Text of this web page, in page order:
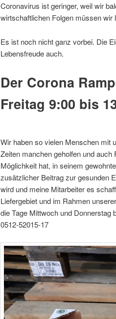
Coronavirus ist geringer, weil wir
wirtschaftlichen Folgen müssen wir
Es ist noch nicht ganz vorbei. Die
Lebensfreude auch.
Der Corona
Freitag 9:00 bis
Wir haben so vielen Menschen mit
Zeiten manchen geholfen und
Möglichkeit hat, in seinem
zusätzlicher Beitrag zur gesunden
wird und meine Mitarbeiter es
Liefergebiet und im Rahmen
die Tage Mittwoch und Donnerstag
0512-52015-17